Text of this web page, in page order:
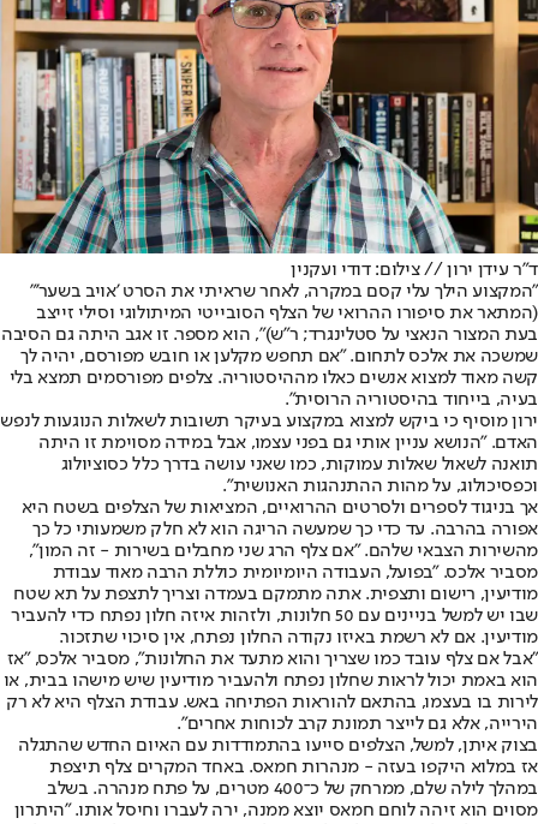
ד"ר עידן ירון // צילום: דודי ועקנין
"המקצוע הילך עלי קסם במקרה, לאחר שראיתי את הסרט 'אויב בשער'"
(המתאר את סיפורו ההרואי של הצלף הסובייטי המיתולוגי וסילי זייצב
בעת המצור הנאצי על סטלינגרד; ר"ש)", הוא מספר. זו אגב היתה גם הסיבה
שמשכה את אלכס לתחום. "אם תחפש מקלען או חובש מפורסם, יהיה לך
קשה מאוד למצוא אנשים כאלו מההיסטוריה. צלפים מפורסמים תמצא בלי
בעיה, בייחוד בהיסטוריה הרוסית".
ירון מוסיף כי ביקש למצוא במקצוע בעיקר תשובות לשאלות הנוגעות לנפש
האדם. "הנושא עניין אותי גם בפני עצמו, אבל במידה מסוימת זו היתה
תואנה לשאול שאלות עמוקות, כמו שאני עושה בדרך כלל כסוציולוג
וכפסיכולוג, על מהות ההתנהגות האנושית".
אך בניגוד לספרים ולסרטים ההרואיים, המציאות של הצלפים בשטח היא
אפורה בהרבה. עד כדי כך שמעשה הריגה הוא לא חלק משמעותי כל כך
מהשירות הצבאי שלהם. "אם צלף הרג שני מחבלים בשירות - זה המון",
מסביר אלכס. "בפועל, העבודה היומיומית כוללת הרבה מאוד עבודת
מודיעין, רישום ותצפית. אתה מתמקם בעמדה וצריך לתצפת על תא שטח
שבו יש למשל בניינים עם 50 חלונות, ולזהות איזה חלון נפתח כדי להעביר
מודיעין. אם לא רשמת באיזו נקודה החלון נפתח, אין סיכוי שתזכור.
"אבל אם צלף עובד כמו שצריך והוא מתעד את החלונות", מסביר אלכס, "אז
הוא באמת יכול לראות שחלון נפתח ולהעביר מודיעין שיש מישהו בבית, או
לירות בו בעצמו, בהתאם להוראות הפתיחה באש. עבודת הצלף היא לא רק
הירייה, אלא גם לייצר תמונת קרב לכוחות אחרים".
בצוק איתן, למשל, הצלפים סייעו בהתמודדות עם האיום החדש שהתגלה
אז במלוא היקפו בעזה - מנהרות חמאס. באחד המקרים צלף תיצפת
במהלך לילה שלם, ממרחק של כ־400 מטרים, על פתח מנהרה. בשלב
מסוים הוא זיהה לוחם חמאס יוצא ממנה, ירה לעברו וחיסל אותו. "היתרון